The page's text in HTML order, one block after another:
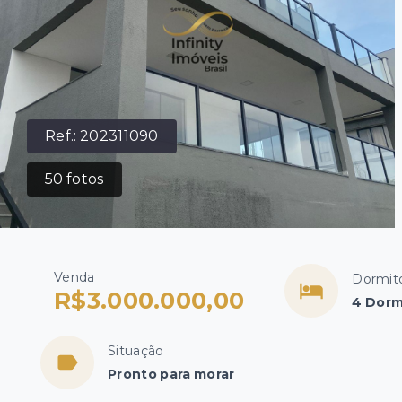
Ref.: 202311090
50 fotos
Venda
R$3.000.000,00
4
Situação
Pronto para morar